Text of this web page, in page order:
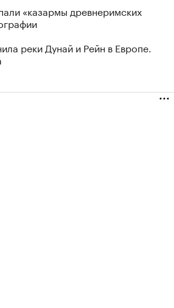
«казармы древнеримских
реки Дунай и Рейн в Европе.